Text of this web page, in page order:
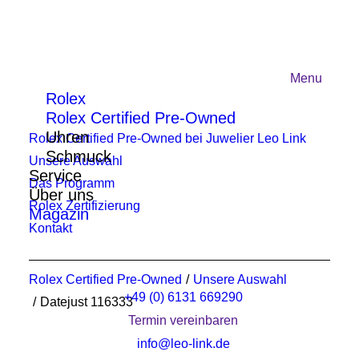
Rolex
Rolex Certified Pre-Owned
Uhren
Schmuck
Service
Über uns
Magazin
+49 (0) 6131 669290
Termin vereinbaren
info@leo-link.de‍
Menu
Rolex Certified Pre-Owned bei Juwelier Leo Link
Unsere Auswahl
Das Programm
Rolex Zertifizierung
Kontakt
Rolex Certified Pre-Owned
Unsere Auswahl
Datejust 116333